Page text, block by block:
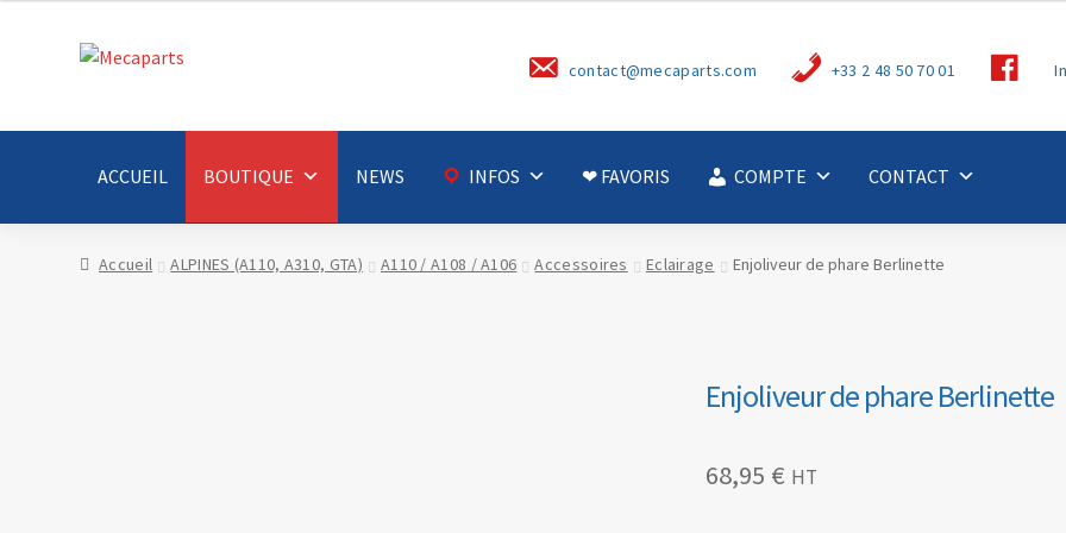
Aller
Aller
contact@mecaparts.com +33 2 48 50 70 01
e
ACCUEIL BOUTIQUE NEWS INFOS ❤ FAVORIS COMPTE CONTACT
Accueil ALPINES (A110, A310, GTA) A110 / A108 / A106 Accessoires Eclairage Enjoliveur de phare Berlinette
Enjoliveur de phare Berlinette
68,95 € HT